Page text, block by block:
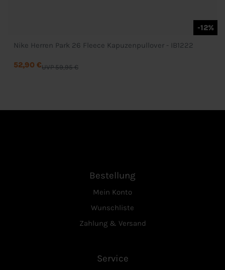
-12%
Nike Herren Park 26 Fleece Kapuzenpullover - IB1222
UVP 59,95 €
52,90 €
Bestellung
Mein Konto
Wunschliste
Zahlung & Versand
Service